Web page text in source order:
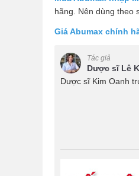
hãng. Nên dùng theo
Giá Abumax chính
Tác giả
Dược sĩ Lê
Dược sĩ Kim Oanh